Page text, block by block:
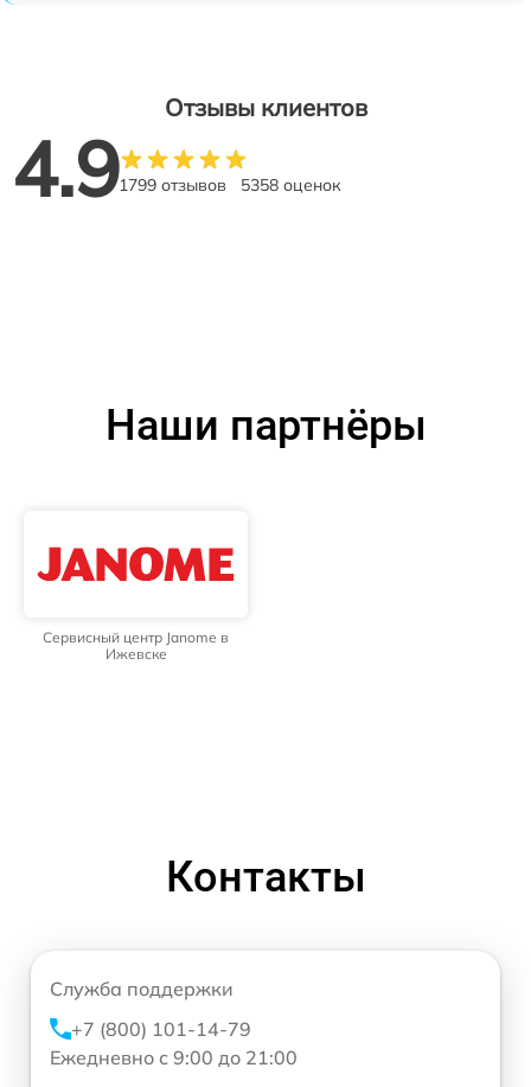
Отзывы клиентов
4.91799 отзывов 5358 оценок
Наши партнёры
Сервисный центр Janome в
Ижевске
Контакты
Служба поддержки
+7 (800) 101-14-79
Ежедневно с 9:00 до 21:00